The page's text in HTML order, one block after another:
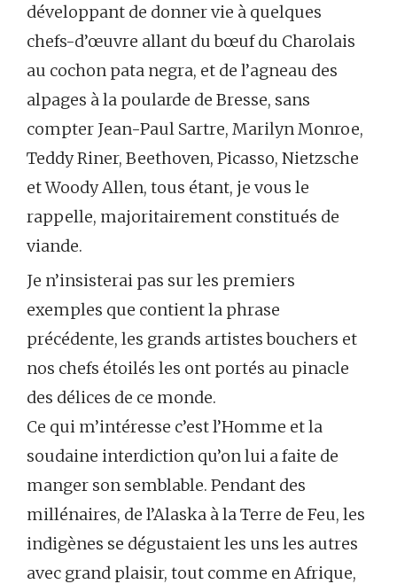
développant de donner vie à quelques
chefs-d’œuvre allant du bœuf du Charolais
au cochon pata negra, et de l’agneau des
alpages à la poularde de Bresse, sans
compter Jean-Paul Sartre, Marilyn Monroe,
Teddy Riner, Beethoven, Picasso, Nietzsche
et Woody Allen, tous étant, je vous le
rappelle, majoritairement constitués de
viande.
Je n’insisterai pas sur les premiers
exemples que contient la phrase
précédente, les grands artistes bouchers et
nos chefs étoilés les ont portés au pinacle
des délices de ce monde.
Ce qui m’intéresse c’est l’Homme et la
soudaine interdiction qu’on lui a faite de
manger son semblable. Pendant des
millénaires, de l’Alaska à la Terre de Feu, les
indigènes se dégustaient les uns les autres
avec grand plaisir, tout comme en Afrique,